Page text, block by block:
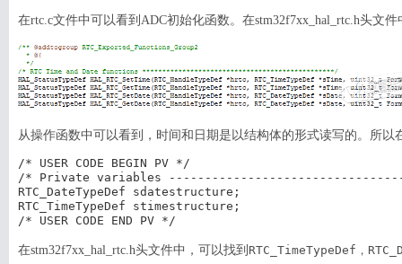
在rtc.c文件中可以看到ADC初始化函数。在stm32f7xx_hal_rtc.h头文
从操作函数中可以看到，时间和日期是以结构体的形式读写的。所
/* USER CODE BEGIN PV */
/* Private variables
RTC_DateTypeDef sdatestructure;
RTC_TimeTypeDef stimestructure;
在stm32f7xx_hal_rtc.h头文件中，可以找到 RTC_TimeTypeDef，